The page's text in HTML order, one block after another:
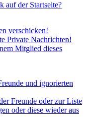
auf der Startseite?
verschicken!
Private Nachrichten!
Mitglied dieses
und ignorierten
Freunde oder zur Liste
oder diese wieder aus